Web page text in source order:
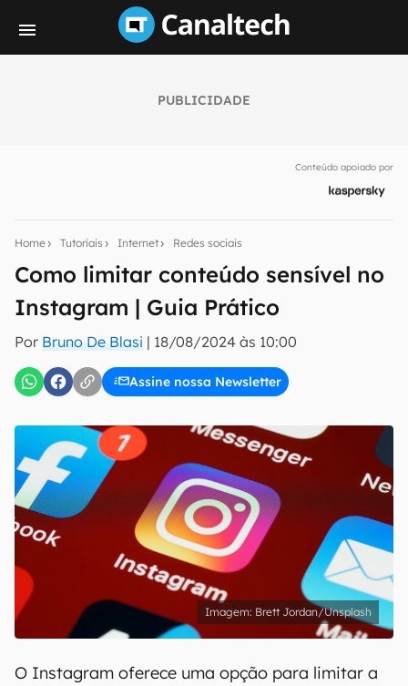
PUBLICIDADE
Conteúdo apoiado por
Home Tutoriais Internet Redes sociais
Como limitar conteúdo sensível no
Instagram | Guia Prático
Por Bruno De Blasi | 18/08/2024 às 10:00
Assine nossa Newsletter
notícias e reviews sobre tecnologia em primeira
inscreva-se
Uso e Política de Privacidade do Canaltech.
Brett Jordan/Unsplash
O Instagram oferece uma opção para limitar a